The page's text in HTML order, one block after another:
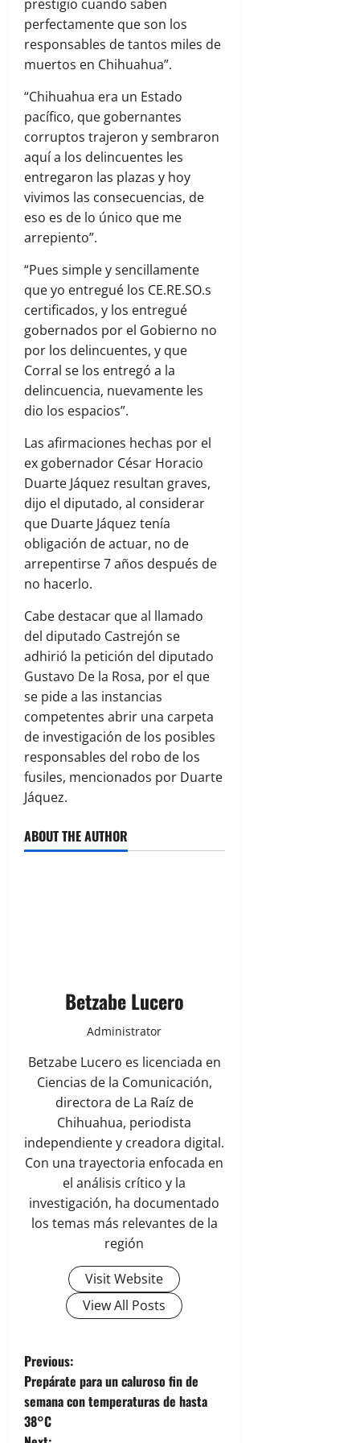
prestigio cuando saben
perfectamente que son los
responsables de tantos miles de
muertos en Chihuahua”.
“Chihuahua era un Estado
pacífico, que gobernantes
corruptos trajeron y sembraron
aquí a los delincuentes les
entregaron las plazas y hoy
vivimos las consecuencias, de
eso es de lo único que me
arrepiento”.
“Pues simple y sencillamente
que yo entregué los CE.RE.SO.s
certificados, y los entregué
gobernados por el Gobierno no
por los delincuentes, y que
Corral se los entregó a la
delincuencia, nuevamente les
dio los espacios”.
Las afirmaciones hechas por el
ex gobernador César Horacio
Duarte Jáquez resultan graves,
dijo el diputado, al considerar
que Duarte Jáquez tenía
obligación de actuar, no de
arrepentirse 7 años después de
no hacerlo.
Cabe destacar que al llamado
del diputado Castrejón se
adhirió la petición del diputado
Gustavo De la Rosa, por el que
se pide a las instancias
competentes abrir una carpeta
de investigación de los posibles
responsables del robo de los
fusiles, mencionados por Duarte
Jáquez.
ABOUT THE AUTHOR
Betzabe Lucero
Administrator
Betzabe Lucero es licenciada en
Ciencias de la Comunicación,
directora de La Raíz de
Chihuahua, periodista
independiente y creadora digital.
Con una trayectoria enfocada en
el análisis crítico y la
investigación, ha documentado
los temas más relevantes de la
región
Visit Website
View All Posts
P
o
s
Previous:
Prepárate para un caluroso fin de
semana con temperaturas de hasta
38°C